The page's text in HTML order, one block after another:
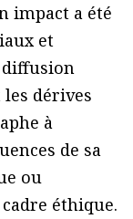
impact a été
et
dérives
à
de sa
ou
éthique.